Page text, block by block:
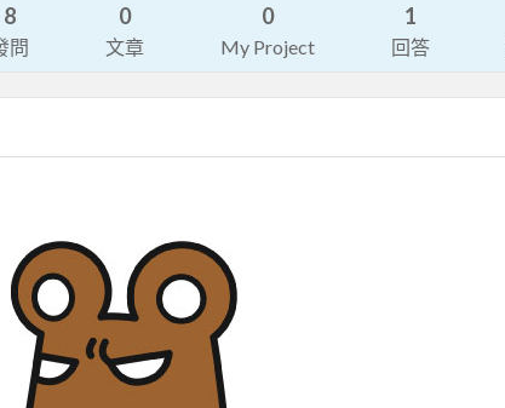
8
問
0
文章
0
My Project
1
回答